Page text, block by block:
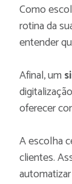
Como
rotina da
entender
Afinal, um
oferecer
A escolha
clientes.